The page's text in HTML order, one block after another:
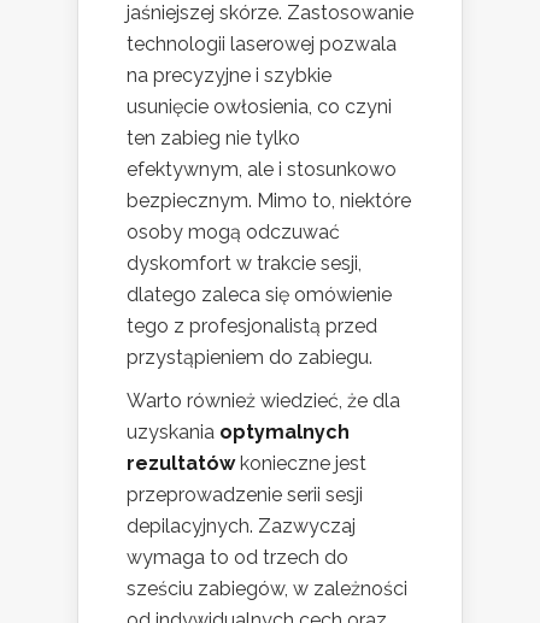
jaśniejszej skórze. Zastosowanie
technologii laserowej pozwala
na precyzyjne i szybkie
usunięcie owłosienia, co czyni
ten zabieg nie tylko
efektywnym, ale i stosunkowo
bezpiecznym. Mimo to, niektóre
osoby mogą odczuwać
dyskomfort w trakcie sesji,
dlatego zaleca się omówienie
tego z profesjonalistą przed
przystąpieniem do zabiegu.
Warto również wiedzieć, że dla
uzyskania optymalnych
rezultatówkonieczne jest
przeprowadzenie serii sesji
depilacyjnych. Zazwyczaj
wymaga to od trzech do
sześciu zabiegów, w zależności